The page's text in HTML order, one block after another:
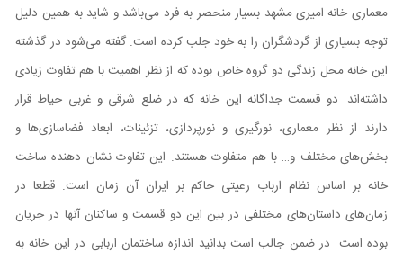
معماری خانه امیری مشهد بسیار منحصر به فرد می‌باشد و شاید به همین دلیل
توجه بسیاری از گردشگران را به خود جلب کرده است. گفته می‌شود در گذشته
این خانه محل زندگی دو گروه خاص بوده که از نظر اهمیت با هم تفاوت زیادی
داشته‌اند. دو قسمت جداگانه این خانه که در ضلع شرقی و غربی حیاط قرار
دارند از نظر معماری، نورگیری و نورپردازی، تزئینات، ابعاد فضاسازی‌‌ها و
بخش‌‌های مختلف و… با هم متفاوت هستند. این تفاوت نشان دهنده ساخت
خانه بر اساس نظام ارباب رعیتی حاکم بر ایران آن زمان است. قطعا در
زمان‌‌های داستان‌‌های مختلفی در بین این دو قسمت و ساکنان آنها در جریان
بوده است. در ضمن جالب است بدانید اندازه ساختمان اربابی در این خانه به